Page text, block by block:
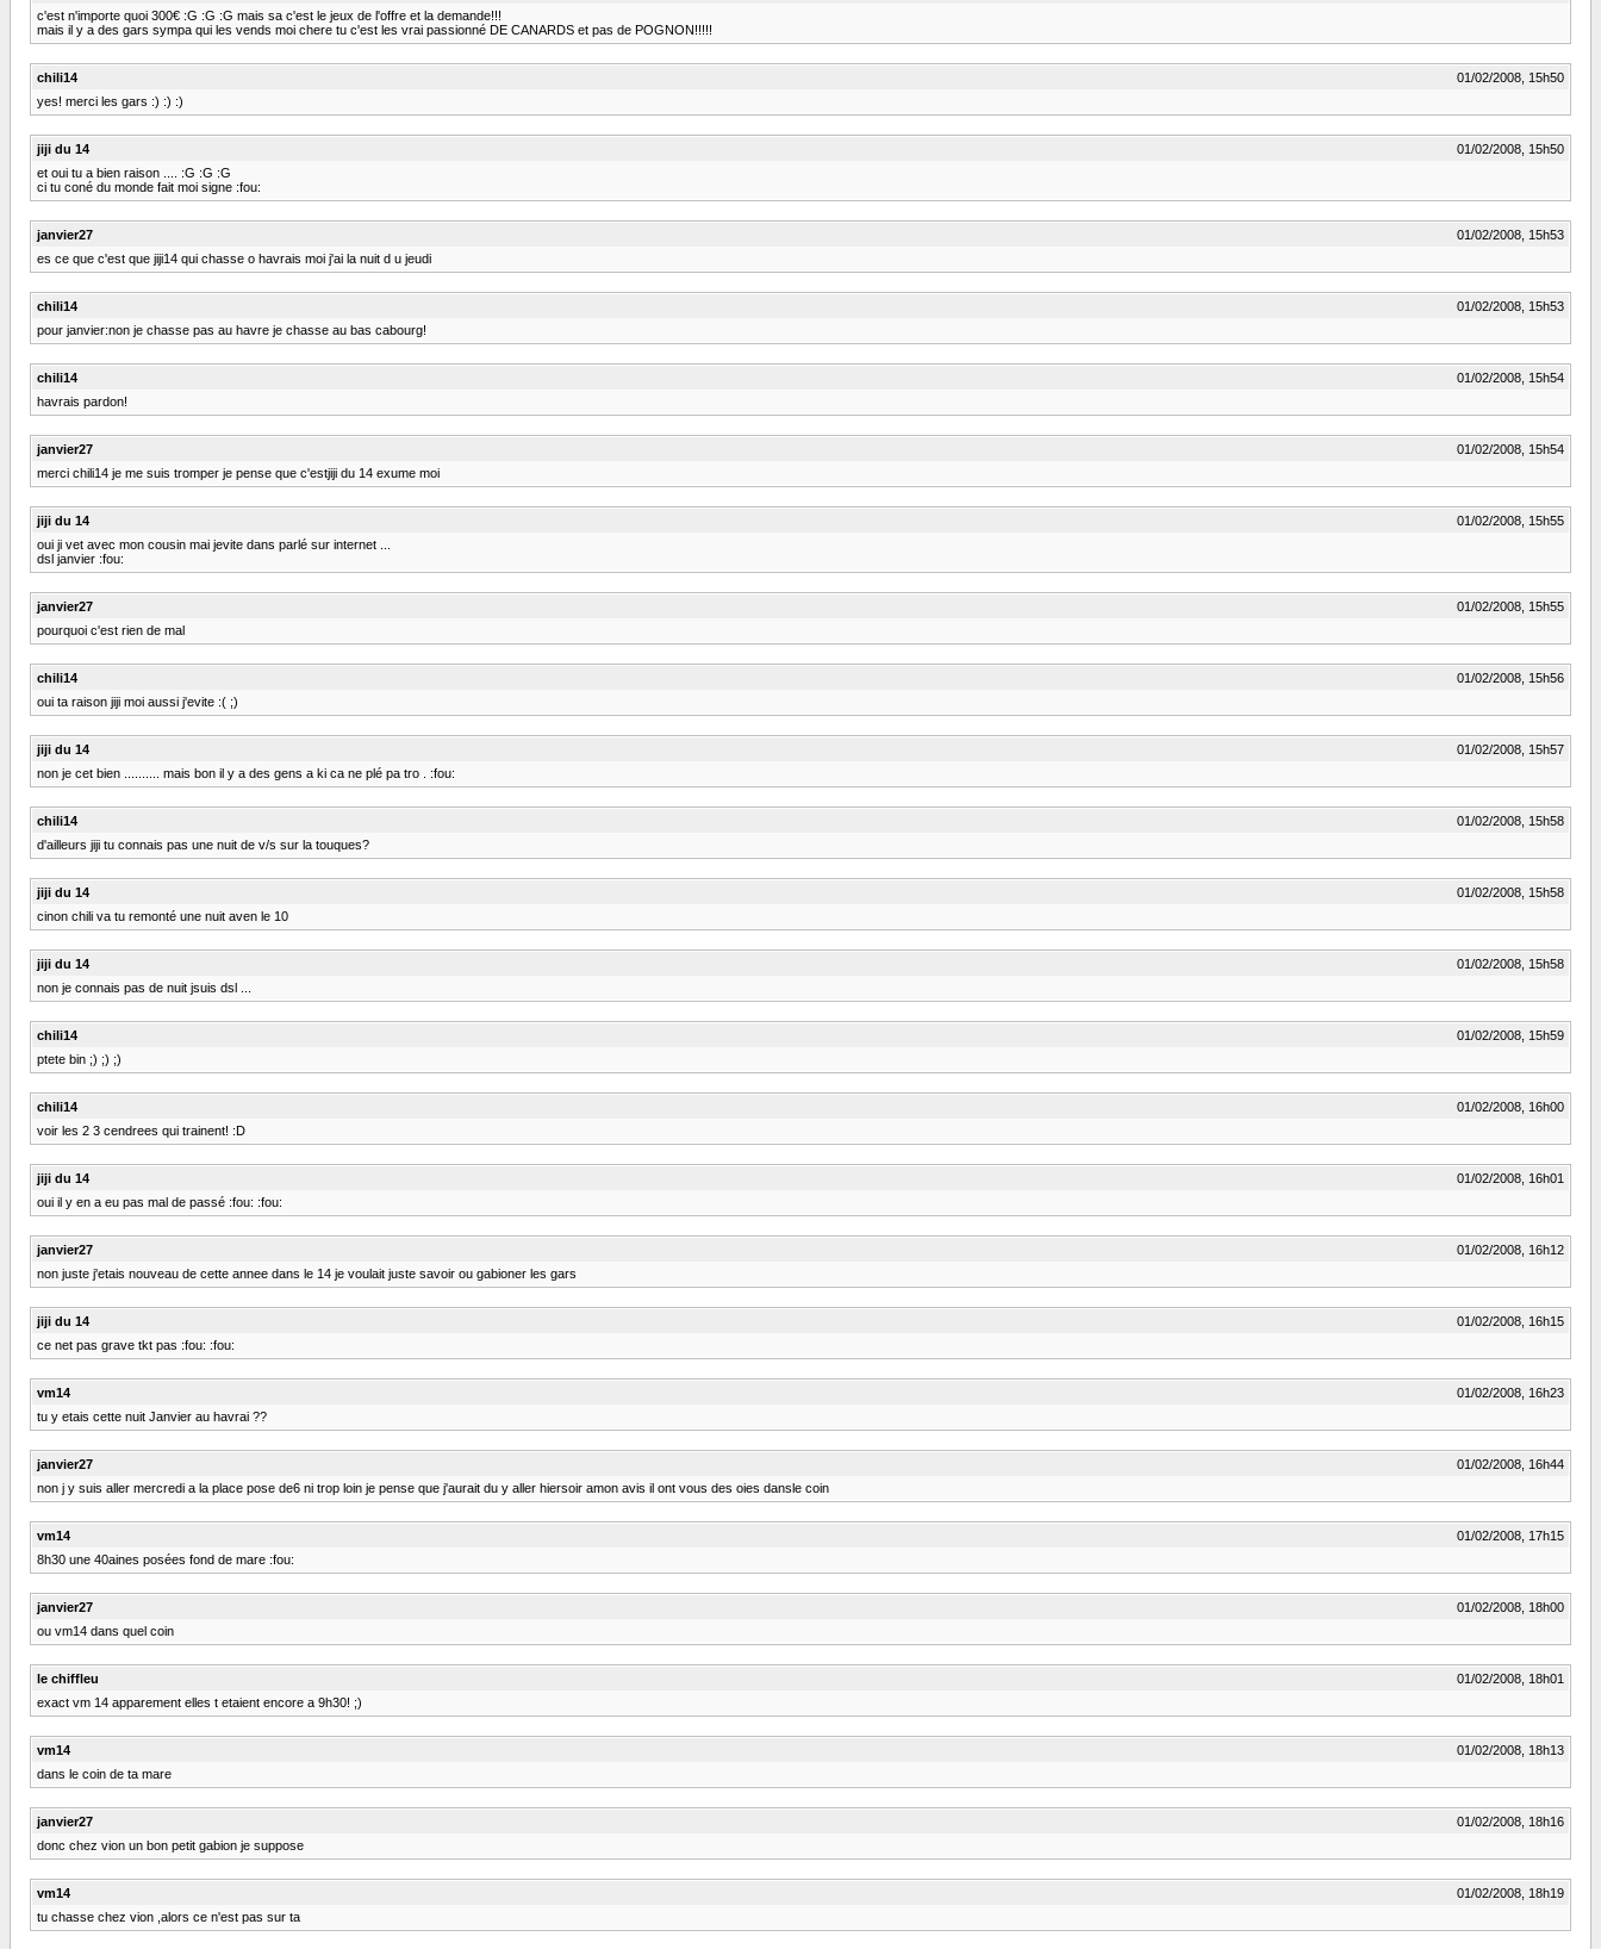
c'est n'importe quoi 300€ :G :G :G mais sa c'est le jeux de l'offre et la demande!!!
mais il y a des gars sympa qui les vends moi chere tu c'est les vrai passionné DE CANARDS et pas de POGNON!!!!!
chili14
01/02/2008, 15h50
yes! merci les gars :) :) :)
jiji du 14
01/02/2008, 15h50
et oui tu a bien raison .... :G :G :G
ci tu coné du monde fait moi signe :fou:
janvier27
01/02/2008, 15h53
es ce que c'est que jiji14 qui chasse o havrais moi j'ai la nuit d u jeudi
chili14
01/02/2008, 15h53
pour janvier:non je chasse pas au havre je chasse au bas cabourg!
chili14
01/02/2008, 15h54
havrais pardon!
janvier27
01/02/2008, 15h54
merci chili14 je me suis tromper je pense que c'estjiji du 14 exume moi
jiji du 14
01/02/2008, 15h55
oui ji vet avec mon cousin mai jevite dans parlé sur internet ...
dsl janvier :fou:
janvier27
01/02/2008, 15h55
pourquoi c'est rien de mal
chili14
01/02/2008, 15h56
oui ta raison jiji moi aussi j'evite :( ;)
jiji du 14
01/02/2008, 15h57
non je cet bien .......... mais bon il y a des gens a ki ca ne plé pa tro . :fou:
chili14
01/02/2008, 15h58
d'ailleurs jiji tu connais pas une nuit de v/s sur la touques?
jiji du 14
01/02/2008, 15h58
cinon chili va tu remonté une nuit aven le 10
jiji du 14
01/02/2008, 15h58
non je connais pas de nuit jsuis dsl ...
chili14
01/02/2008, 15h59
ptete bin ;) ;) ;)
chili14
01/02/2008, 16h00
voir les 2 3 cendrees qui trainent! :D
jiji du 14
01/02/2008, 16h01
oui il y en a eu pas mal de passé :fou: :fou:
janvier27
01/02/2008, 16h12
non juste j'etais nouveau de cette annee dans le 14 je voulait juste savoir ou gabioner les gars
jiji du 14
01/02/2008, 16h15
ce net pas grave tkt pas :fou: :fou:
vm14
01/02/2008, 16h23
tu y etais cette nuit Janvier au havrai ??
janvier27
01/02/2008, 16h44
non j y suis aller mercredi a la place pose de6 ni trop loin je pense que j'aurait du y aller hiersoir amon avis il ont vous des oies dansle coin
vm14
01/02/2008, 17h15
8h30 une 40aines posées fond de mare :fou:
janvier27
01/02/2008, 18h00
ou vm14 dans quel coin
le chiffleu
01/02/2008, 18h01
exact vm 14 apparement elles t etaient encore a 9h30! ;)
vm14
01/02/2008, 18h13
dans le coin de ta mare
janvier27
01/02/2008, 18h16
donc chez vion un bon petit gabion je suppose
vm14
01/02/2008, 18h19
tu chasse chez vion ,alors ce n'est pas sur ta